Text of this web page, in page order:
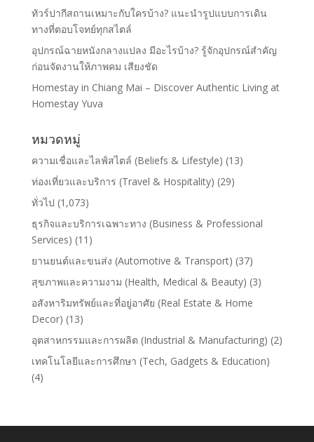
ทัวร์ปากีสถานเหมาะกับใครบ้าง? แนะนำรูปแบบการเดิน
ทางที่ตอบโจทย์ทุกสไตล์
อุปกรณ์ฉายหนังกลางแปลง มีอะไรบ้าง? รู้จักอุปกรณ์สำคัญ
ก่อนจัดงานให้ภาพคม เสียงชัด
Homestay in Chiang Mai – Discover Authentic Living at
Homestay Yuva
หมวดหมู่
ความเชื่อและไลฟ์สไตล์ (Beliefs & Lifestyle) (13)
ท่องเที่ยวและบริการ (Travel & Hospitality) (29)
ทั่วไป (1,073)
ธุรกิจและบริการเฉพาะทาง (Business & Professional
Services) (11)
ยานยนต์และขนส่ง (Automotive & Transport) (37)
สุขภาพและความงาม (Health, Medical & Beauty) (3)
อสังหาริมทรัพย์และที่อยู่อาศัย (Real Estate & Home
Decor) (13)
อุตสาหกรรมและการผลิต (Industrial & Manufacturing) (2)
เทคโนโลยีและการศึกษา (Tech, Gadgets & Education)
(4)